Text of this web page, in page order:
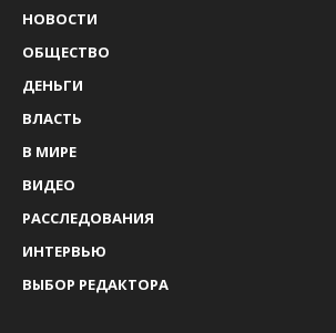
НОВОСТИ
ОБЩЕСТВО
ДЕНЬГИ
ВЛАСТЬ
В МИРЕ
ВИДЕО
РАССЛЕДОВАНИЯ
ИНТЕРВЬЮ
ВЫБОР РЕДАКТОРА